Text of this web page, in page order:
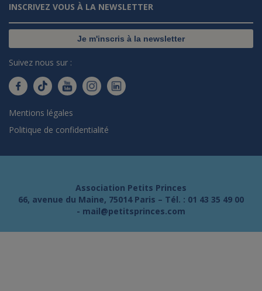
INSCRIVEZ VOUS À LA NEWSLETTER
Je m'inscris à la newsletter
Suivez nous sur :
Mentions légales
Politique de confidentialité
Association Petits Princes
66, avenue du Maine, 75014 Paris – Tél. : 01 43 35 49 00
- mail@petitsprinces.com